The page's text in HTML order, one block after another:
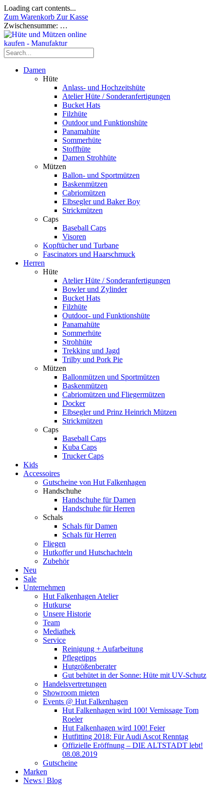
Loading cart contents...
Zum Warenkorb Zur Kasse
Zwischensumme: …
Damen
Hüte
Anlass- und Hochzeitshüte
Atelier Hüte / Sonderanfertigungen
Bucket Hats
Filzhüte
Outdoor und Funktionshüte
Panamahüte
Sommerhüte
Stoffhüte
Damen Strohhüte
Mützen
Ballon- und Sportmützen
Baskenmützen
Cabriomützen
Elbsegler und Baker Boy
Strickmützen
Caps
Baseball Caps
Visoren
Kopftücher und Turbane
Fascinators und Haarschmuck
Herren
Hüte
Atelier Hüte / Sonderanfertigungen
Bowler und Zylinder
Bucket Hats
Filzhüte
Outdoor- und Funktionshüte
Panamahüte
Sommerhüte
Strohhüte
Trekking und Jagd
Trilby und Pork Pie
Mützen
Ballonmützen und Sportmützen
Baskenmützen
Cabriomützen und Fliegermützen
Docker
Elbsegler und Prinz Heinrich Mützen
Strickmützen
Caps
Baseball Caps
Kuba Caps
Trucker Caps
Kids
Accessoires
Gutscheine von Hut Falkenhagen
Handschuhe
Handschuhe für Damen
Handschuhe für Herren
Schals
Schals für Damen
Schals für Herren
Fliegen
Hutkoffer und Hutschachteln
Zubehör
Neu
Sale
Unternehmen
Hut Falkenhagen Atelier
Hutkurse
Unsere Historie
Team
Mediathek
Service
Reinigung + Aufarbeitung
Pflegetipps
Hutgrößenberater
Gut behütet in der Sonne: Hüte mit UV-Schutz
Handelsvertretungen
Showroom mieten
Events @ Hut Falkenhagen
Hut Falkenhagen wird 100! Vernissage Tom
Roeler
Hut Falkenhagen wird 100! Feier
Hutfitting 2018: Für Audi Ascot Renntag
Offizielle Eröffnung – DIE ALTSTADT lebt!
08.08.2019
Gutscheine
Marken
News | Blog